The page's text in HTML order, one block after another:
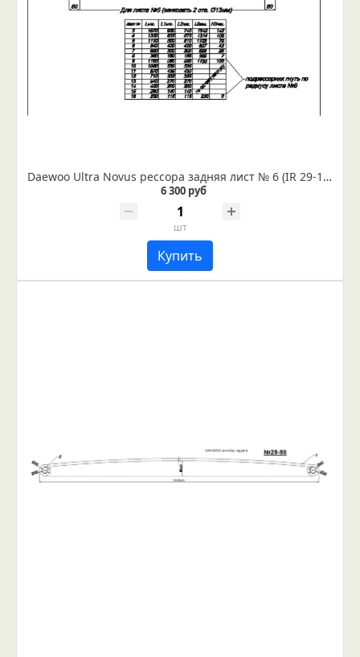
Daewoo Ultra Novus рессора задняя лист № 6 (IR 29-15-06)
6 300 руб
шт
Купить